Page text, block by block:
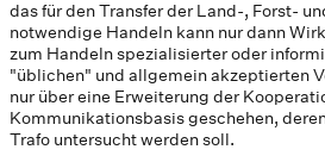
das für den Transfer der Land-, Forst-
notwendige Handeln kann nur dann
zum Handeln spezialisierter oder
"üblichen" und allgemein akzeptierten
nur über eine Erweiterung der
Kommunikationsbasis geschehen,
Trafo untersucht werden soll.